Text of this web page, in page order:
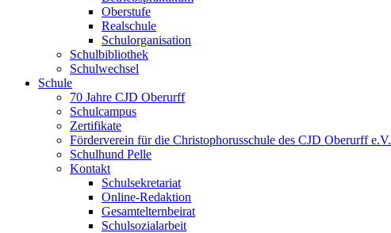
Oberstufe
Realschule
Schulorganisation
Schulbibliothek
Schulwechsel
Schule
70 Jahre CJD Oberurff
Schulcampus
Zertifikate
Förderverein für die Christophorusschule des CJD Oberurff e.V.
Schulhund Pelle
Kontakt
Schulsekretariat
Online-Redaktion
Gesamtelternbeirat
Schulsozialarbeit